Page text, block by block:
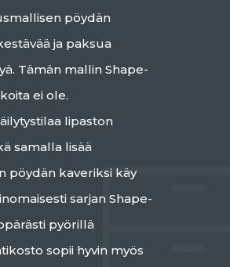
pöydän
ja paksua
Tämän mallin Shape-
ei ole.
lipaston
samallalisää
pöydän kaveriksi käy
sarjan Shape-
pyörillä
sopii hyvin myös